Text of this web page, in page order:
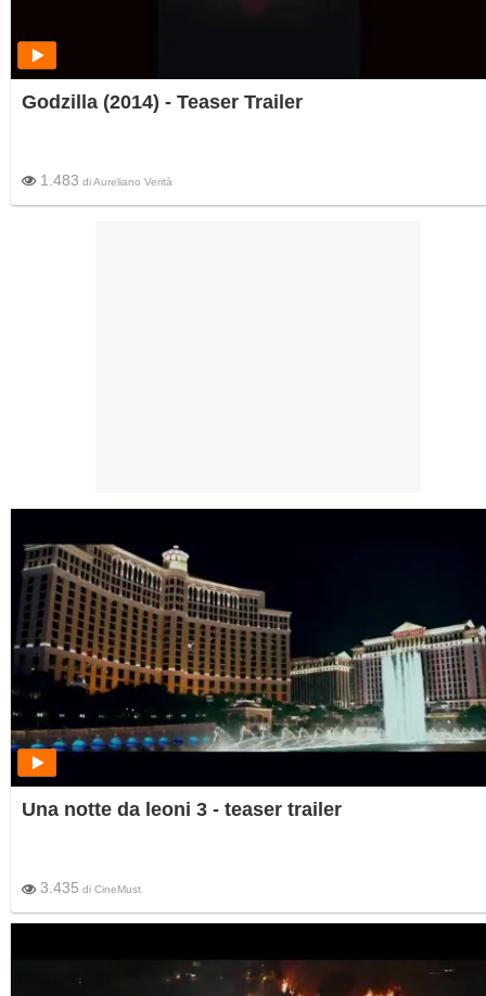
Godzilla (2014) - Teaser Trailer
1.483 diAureliano Verità
Una notte da leoni 3 - teaser trailer
3.435 di CineMust